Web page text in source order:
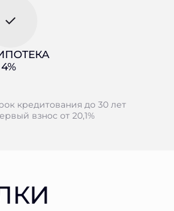
кредитования до 30 лет
взнос от 20,1%